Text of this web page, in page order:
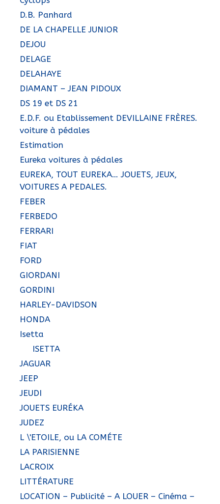
D.B. Panhard
DE LA CHAPELLE JUNIOR
DEJOU
DELAGE
DELAHAYE
DIAMANT – JEAN PIDOUX
DS 19 et DS 21
E.D.F. ou Etablissement DEVILLAINE FRÈRES.
voiture à pédales
Estimation
Eureka voitures à pédales
EUREKA, TOUT EUREKA… JOUETS, JEUX,
VOITURES A PEDALES.
FEBER
FERBEDO
FERRARI
FIAT
FORD
GIORDANI
GORDINI
HARLEY-DAVIDSON
HONDA
Isetta
ISETTA
JAGUAR
JEEP
JEUDI
JOUETS EURÉKA
JUDEZ
L \'ETOILE, ou LA COMÉTE
LA PARISIENNE
LACROIX
LITTÉRATURE
LOCATION – Publicité – A LOUER – Cinéma –